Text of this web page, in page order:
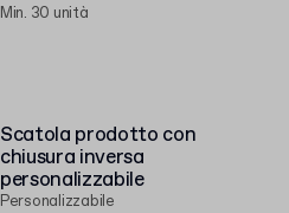
Min. 30 unità
Scatola prodotto con
chiusura inversa
personalizzabile
Personalizzabile